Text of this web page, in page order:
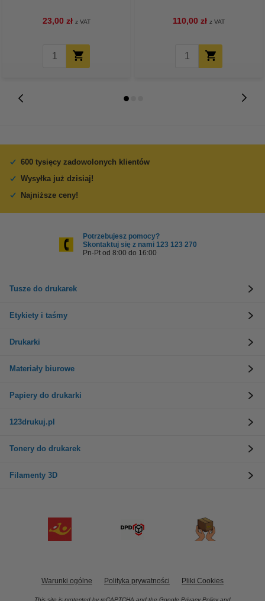
23,00 zł z VAT 110,00 zł z VAT
600 tysięcy zadowolonych klientów
Wysyłka już dzisiaj!
Najniższe ceny!
Potrzebujesz pomocy?
Skontaktuj się z nami 123 123 270
Pn-Pt od 8:00 do 16:00
Tusze do drukarek
Etykiety i taśmy
Drukarki
Materiały biurowe
Papiery do drukarki
123drukuj.pl
Tonery do drukarek
Filamenty 3D
Warunki ogólne Polityka prywatności Pliki Cookies
This site is protected by reCAPTCHA and the Google Privacy Policy and